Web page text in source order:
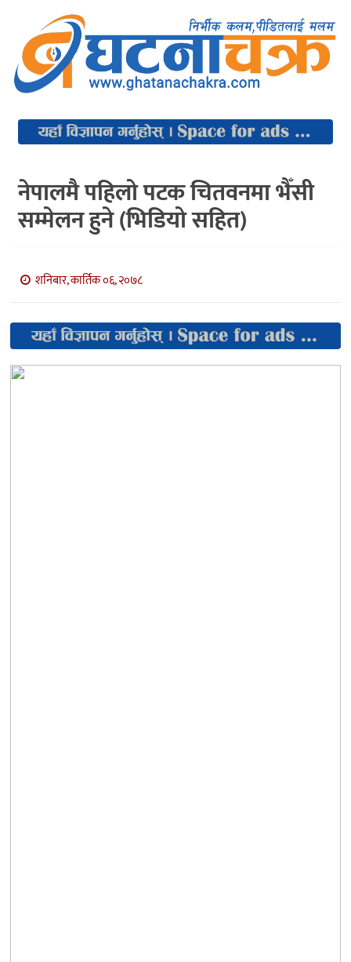
नेपालमै पहिलो पटक चितवनमा भैँसी
सम्मेलन हुने (भिडियो सहित)
शनिबार, कार्तिक ०६, २०७८